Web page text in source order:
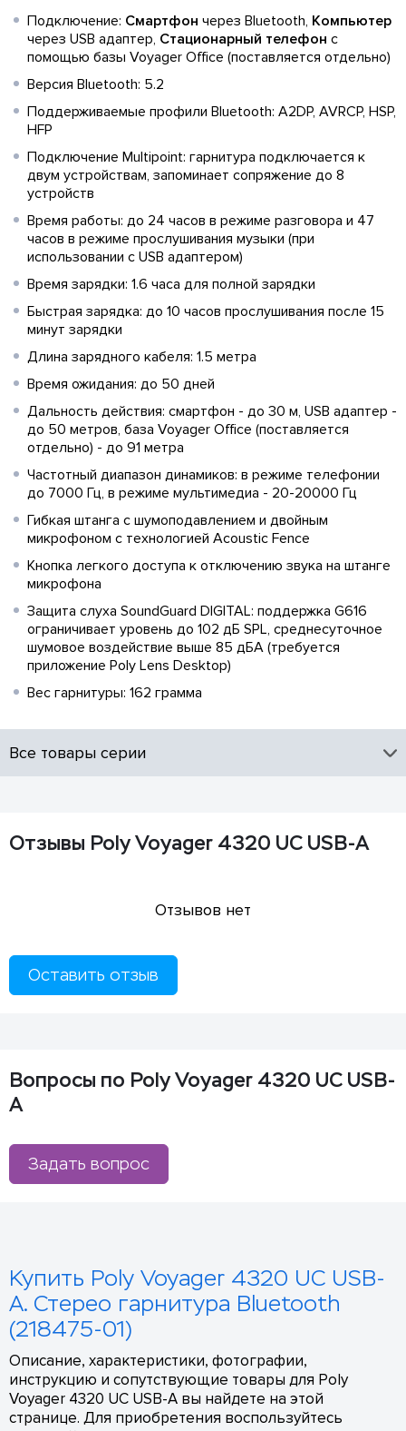
Подключение: Смартфон через Bluetooth, Компьютер
через USB адаптер, Стационарный телефон с
помощью базы Voyager Office (поставляется отдельно)
Версия Bluetooth: 5.2
Поддерживаемые профили Bluetooth: A2DP, AVRCP, HSP,
HFP
Подключение Multipoint: гарнитура подключается к
двум устройствам, запоминает сопряжение до 8
устройств
Время работы: до 24 часов в режиме разговора и 47
часов в режиме прослушивания музыки (при
использовании с USB адаптером)
Время зарядки: 1.6 часа для полной зарядки
Быстрая зарядка: до 10 часов прослушивания после 15
минут зарядки
Длина зарядного кабеля: 1.5 метра
Время ожидания: до 50 дней
Дальность действия: смартфон - до 30 м, USB адаптер -
до 50 метров, база Voyager Office (поставляется
отдельно) - до 91 метра
Частотный диапазон динамиков: в режиме телефонии
до 7000 Гц, в режиме мультимедиа - 20-20000 Гц
Гибкая штанга с шумоподавлением и двойным
микрофоном с технологией Acoustic Fence
Кнопка легкого доступа к отключению звука на штанге
микрофона
Защита слуха SoundGuard DIGITAL: поддержка G616
ограничивает уровень до 102 дБ SPL, среднесуточное
шумовое воздействие выше 85 дБА (требуется
приложение Poly Lens Desktop)
Вес гарнитуры: 162 грамма
Все товары серии
Отзывы Poly Voyager 4320 UC USB-A
Отзывов нет
Оставить отзыв
Вопросы по Poly Voyager 4320 UC USB-
A
Задать вопрос
Купить Poly Voyager 4320 UC USB-
A. Стерео гарнитура Bluetooth
(218475-01)
Описание, характеристики, фотографии,
инструкцию и сопутствующие товары для Poly
Voyager 4320 UC USB-A вы найдете на этой
странице. Для приобретения воспользуйтесь